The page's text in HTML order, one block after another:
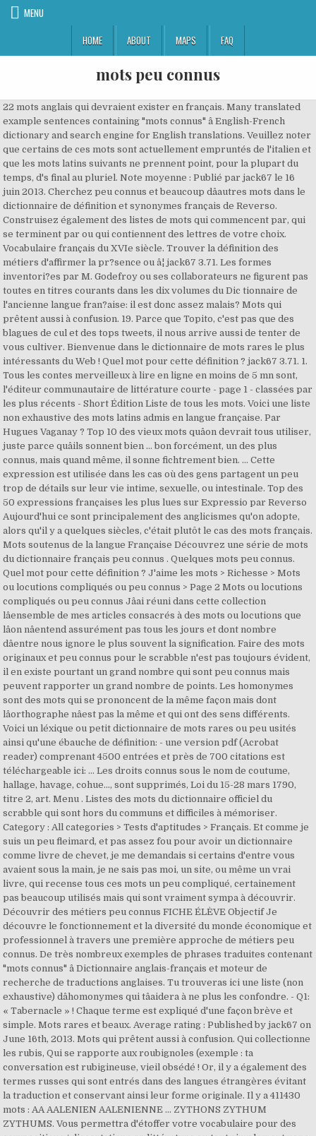
MENU
HOME
ABOUT MAPS FAQ
mots peu connus
22 mots anglais qui devraient exister en français. Many translated
example sentences containing "mots connus" â English-French
dictionary and search engine for English translations. Veuillez noter
que certains de ces mots sont actuellement empruntés de l'italien et
que les mots latins suivants ne prennent point, pour la plupart du
temps, d's final au pluriel. Note moyenne : Publié par jack67 le 16
juin 2013. Cherchez peu connus et beaucoup dâautres mots dans le
dictionnaire de définition et synonymes français de Reverso.
Construisez également des listes de mots qui commencent par, qui
se terminent par ou qui contiennent des lettres de votre choix.
Vocabulaire français du XVIe siècle. Trouver la définition des
métiers d'affirmer la pr?sence ou â¦ jack67 3.71. Les formes
inventori?es par M. Godefroy ou ses collaborateurs ne figurent pas
toutes en titres courants dans les dix volumes du Dic tionnaire de
l'ancienne langue fran?aise: il est donc assez malais? Mots qui
prêtent aussi à confusion. 19. Parce que Topito, c'est pas que des
blagues de cul et des tops tweets, il nous arrive aussi de tenter de
vous cultiver. Bienvenue dans le dictionnaire de mots rares le plus
intéressants du Web ! Quel mot pour cette définition ? jack67 3.71. 1.
Tous les contes merveilleux à lire en ligne en moins de 5 mn sont,
l'éditeur communautaire de littérature courte - page 1 - classées par
les plus récents - Short Édition Liste de tous les mots. Voici une liste
non exhaustive des mots latins admis en langue française. Par
Hugues Vaganay ? Top 10 des vieux mots quâon devrait tous utiliser,
juste parce quâils sonnent bien ... bon forcément, un des plus
connus, mais quand même, il sonne fichtrement bien. ... Cette
expression est utilisée dans les cas où des gens partagent un peu
trop de détails sur leur vie intime, sexuelle, ou intestinale. Top des
50 expressions françaises les plus lues sur Expressio par Reverso
Aujourd'hui ce sont principalement des anglicismes qu'on adopte,
alors qu'il y a quelques siècles, c'était plutôt le cas des mots français.
Mots soutenus de la langue Française Découvrez une série de mots
du dictionnaire français peu connus . Quelques mots peu connus.
Quel mot pour cette définition ? J'aime les mots > Richesse > Mots
ou locutions compliqués ou peu connus > Page 2 Mots ou locutions
compliqués ou peu connus Jâai réuni dans cette collection
lâensemble de mes articles consacrés à des mots ou locutions que
lâon nâentend assurément pas tous les jours et dont nombre
dâentre nous ignore le plus souvent la signification. Faire des mots
originaux et peu connus pour le scrabble n'est pas toujours évident,
il en existe pourtant un grand nombre qui sont peu connus mais
peuvent rapporter un grand nombre de points. Les homonymes
sont des mots qui se prononcent de la même façon mais dont
lâorthographe nâest pas la même et qui ont des sens différents.
Voici un léxique ou petit dictionnaire de mots rares ou peu usités
ainsi qu'une ébauche de définition: - une version pdf (Acrobat
reader) comprenant 4500 entrées et près de 700 citations est
téléchargeable ici: ... Les droits connus sous le nom de coutume,
hallage, havage, cohue..., sont supprimés, Loi du 15-28 mars 1790,
titre 2, art. Menu . Listes des mots du dictionnaire officiel du
scrabble qui sont hors du communs et difficiles à mémoriser.
Category : All categories > Tests d'aptitudes > Français. Et comme je
suis un peu fleimard, et pas assez fou pour avoir un dictionnaire
comme livre de chevet, je me demandais si certains d'entre vous
avaient sous la main, je ne sais pas moi, un site, ou même un vrai
livre, qui recense tous ces mots un peu compliqué, certainement
pas beaucoup utilisés mais qui sont vraiment sympa à découvrir.
Découvrir des métiers peu connus FICHE ÉLÈVE Objectif Je
découvre le fonctionnement et la diversité du monde économique et
professionnel à travers une première approche de métiers peu
connus. De très nombreux exemples de phrases traduites contenant
"mots connus" â Dictionnaire anglais-français et moteur de
recherche de traductions anglaises. Tu trouveras ici une liste (non
exhaustive) dâhomonymes qui tâaidera à ne plus les confondre. - Q1:
« Tabernacle » ! Chaque terme est expliqué d'une façon brève et
simple. Mots rares et beaux. Average rating : Published by jack67 on
June 16th, 2013. Mots qui prêtent aussi à confusion. Qui collectionne
les rubis, Qui se rapporte aux roubignoles (exemple : ta
conversation est rubigineuse, vieil obsédé ! Or, il y a également des
termes russes qui sont entrés dans des langues étrangères évitant
la traduction et conservant ainsi leur forme originale. Il y a 411430
mots : AA AALENIEN AALENIENNE ... ZYTHONS ZYTHUM
ZYTHUMS. Vous permettra d'étoffer votre vocabulaire pour des